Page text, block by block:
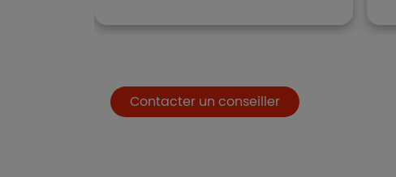
Boutons et liens
Contacter un conseiller